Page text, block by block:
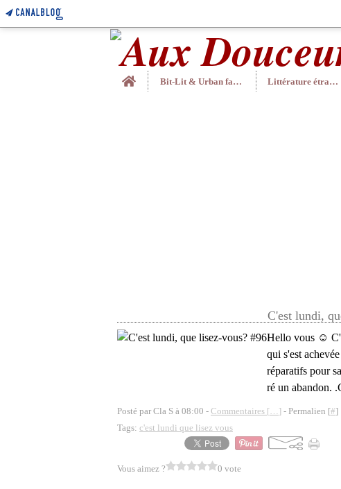
Home
Bit-Lit & Urban fantasy Littérature étrangère
C'est lundi,
Hello vous ☺
qui s'est
réparatifs pour
ré un abandon.
Posté par Cla S à 08:00 - Commentaires […] - Permalien [#]
Tags: c'est lundi que lisez vous
Vous aimez ? 0 vote